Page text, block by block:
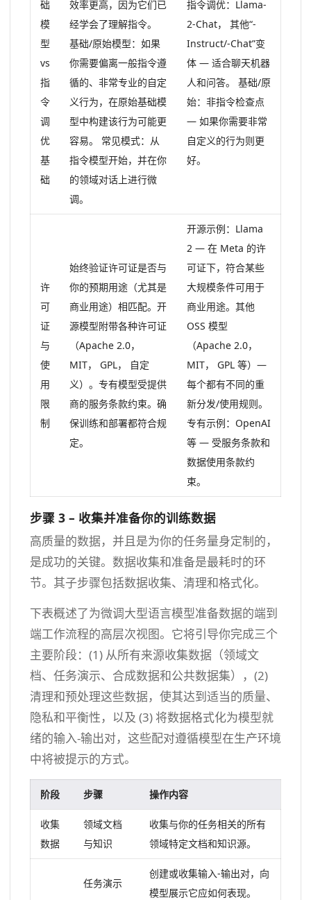
础
模
型
vs
指
令
调
优
基
础
效率更高，因为它们已
经学会了理解指令。
基础/原始模型：如果
你需要偏离一般指令遵
循的、非常专业的自定
义行为，在原始基础模
型中构建该行为可能更
容易。 常见模式：从
指令模型开始，并在你
的领域对话上进行微
调。
指令调优：Llama-
2-Chat， 其他“-
Instruct/-Chat”变
体 — 适合聊天机器
人和问答。 基础/原
始：非指令检查点
— 如果你需要非常
自定义的行为则更
好。
许
可
证
与
使
用
限
制
始终验证许可证是否与
你的预期用途（尤其是
商业用途）相匹配。开
源模型附带各种许可证
（Apache 2.0，
MIT， GPL， 自定
义）。专有模型受提供
商的服务条款约束。确
保训练和部署都符合规
定。
开源示例：Llama
2 — 在 Meta 的许
可证下，符合某些
大规模条件可用于
商业用途。其他
OSS 模型
（Apache 2.0，
MIT， GPL 等）—
每个都有不同的重
新分发/使用规则。
专有示例：OpenAI
等 — 受服务条款和
数据使用条款约
束。
步骤 3 – 收集并准备你的训练数据
高质量的数据，并且是为你的任务量身定制的，
是成功的关键。数据收集和准备是最耗时的环
节。其子步骤包括数据收集、清理和格式化。
下表概述了为微调大型语言模型准备数据的端到
端工作流程的高层次视图。它将引导你完成三个
主要阶段：(1) 从所有来源收集数据（领域文
档、任务演示、合成数据和公共数据集），(2)
清理和预处理这些数据，使其达到适当的质量、
隐私和平衡性，以及 (3) 将数据格式化为模型就
绪的输入-输出对，这些配对遵循模型在生产环境
中将被提示的方式。
阶段 步骤 操作内容
收集
数据
领域文档
与知识
收集与你的任务相关的所有
领域特定文档和知识源。
任务演示
创建或收集输入-输出对，向
模型展示它应如何表现。